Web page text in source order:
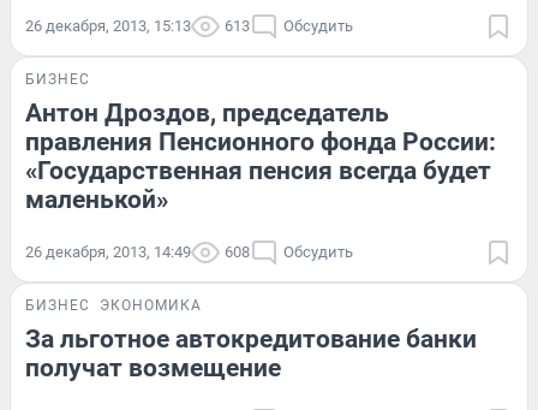
26 декабря, 2013, 15:13 613 Обсудить
БИЗНЕС
Антон Дроздов, председатель
правления Пенсионного фонда России:
«Государственная пенсия всегда будет
маленькой»
26 декабря, 2013, 14:49 608 Обсудить
БИЗНЕС ЭКОНОМИКА
За льготное автокредитование банки
получат возмещение